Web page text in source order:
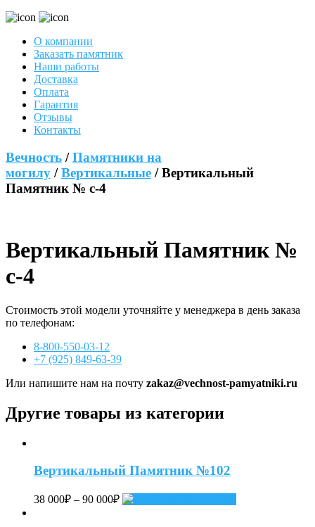
О компании
Заказать памятник
Наши работы
Доставка
Оплата
Гарантия
Отзывы
Контакты
Вечность /Памятники на
могилу /Вертикальные / Вертикальный
Памятник № с-4
Вертикальный Памятник №
с-4
Стоимость этой модели уточняйте у менеджера в день заказа
по телефонам:
8-800-550-03-12
+7 (925) 849-63-39
Или напишите нам на почту zakaz@vechnost-pamyatniki.ru
Другие товары из категории
Вертикальный Памятник №102
38 000₽ – 90 000₽